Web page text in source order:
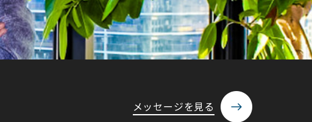
メッセージを見る